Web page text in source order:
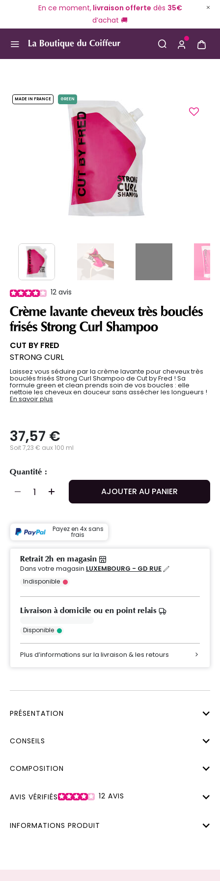
En ce moment,livraison offerte dès 35€
d’achat 🚚
MADE IN FRANCE GREEN
12 avis
Crème lavante cheveux très bouclés
frisés Strong Curl Shampoo
CUT BY FRED
STRONG CURL
Laissez vous séduire par la crème lavante pour cheveux très
bouclés frisés Strong Curl Shampoo de Cut by Fred ! Sa
formule green et clean prends soin de vos boucles : elle
nettoie les cheveux en douceur sans assécher les longueurs !
En savoir plus
37,57 €
Soit 7,23 € aux 100 ml
Quantité :
AJOUTER AU PANIER
Payez en 4x sans
frais
Retrait 2h en magasin
Dans votre magasin LUXEMBOURG - GD RUE
Indisponible
Livraison à domicile ou en point relais
Disponible
Plus d’informations sur la livraison & les retours
PRÉSENTATION
CONSEILS
COMPOSITION
AVIS VÉRIFIÉS 12 AVIS
INFORMATIONS PRODUIT